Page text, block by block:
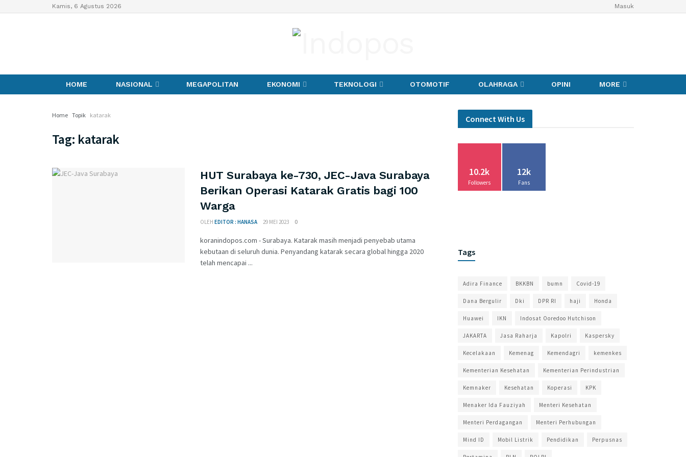
Kamis, 6 Agustus 2026 Masuk
HOME NASIONAL MEGAPOLITAN EKONOMI TEKNOLOGI OTOMOTIF OLAHRAGA OPINI MORE
Home Topik katarak
Tag: katarak
HUT Surabaya ke-730, JEC-Java Surabaya
Berikan Operasi Katarak Gratis bagi 100
Warga
OLEH EDITOR : HANASA 29 MEI 2023 0
koranindopos.com - Surabaya. Katarak masih menjadi penyebab utama
kebutaan di seluruh dunia. Penyandang katarak secara global hingga 2020
telah mencapai ...
Connect With Us
10.2k
Followers
12k
Fans
Tags
Adira Finance BKKBN bumn Covid-19
Dana Bergulir Dki DPR RI haji Honda
Huawei IKN Indosat Ooredoo Hutchison
JAKARTA Jasa Raharja Kapolri Kaspersky
Kecelakaan Kemenag Kemendagri kemenkes
Kementerian Kesehatan Kementerian Perindustrian
Kemnaker Kesehatan Koperasi KPK
Menaker Ida Fauziyah Menteri Kesehatan
Menteri Perdagangan Menteri Perhubungan
Mind ID Mobil Listrik Pendidikan Perpusnas